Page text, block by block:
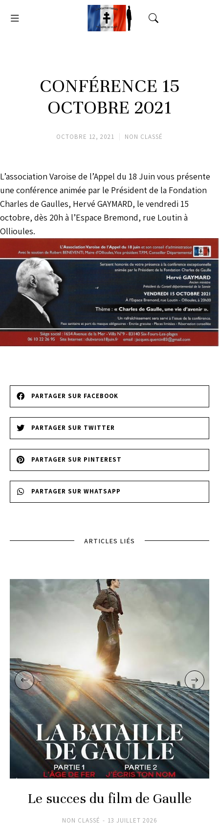
CONFÉRENCE 15
OCTOBRE 2021
OCTOBRE 12, 2021 NON CLASSÉ
L’association Varoise de l’Appel du 18 Juin vous présente
une conférence animée par le Président de la Fondation
Charles de Gaulles, Hervé GAYMARD, le vendredi 15
octobre, dès 20h à l’Espace Bremond, rue Loutin à
Ollioules.
PARTAGER SUR FACEBOOK
PARTAGER SUR TWITTER
PARTAGER SUR PINTEREST
PARTAGER SUR WHATSAPP
ARTICLES LIÉS
Le succes du film de Gaulle
NON CLASSÉ 13 JUILLET 2026